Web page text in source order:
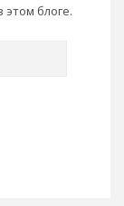
блоге.